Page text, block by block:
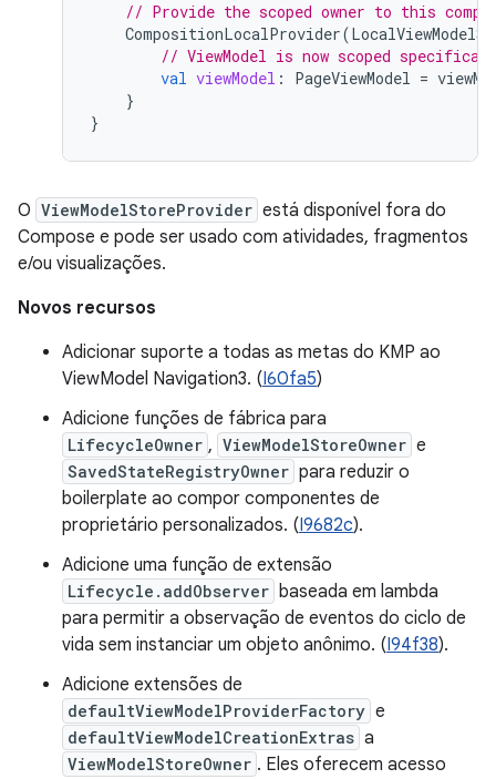
// Provide the scoped owner to this
CompositionLocalProvider(
// ViewModel is now scoped
val viewModel : PageViewModel =
}
}
O ViewModelStoreProvider está disponível fora do
Compose e pode ser usado com atividades, fragmentos
e/ou visualizações.
Novos recursos
Adicionar suporte a todas as metas do KMP ao
ViewModel Navigation3. (I60fa5)
Adicione funções de fábrica para
LifecycleOwner , ViewModelStoreOwner e
SavedStateRegistryOwner para reduzir o
boilerplate ao compor componentes de
proprietário personalizados. (I9682c).
Adicione uma função de extensão
Lifecycle.addObserver baseada em lambda
para permitir a observação de eventos do ciclo de
vida sem instanciar um objeto anônimo. (I94f38).
Adicione extensões de
defaultViewModelProviderFactory e
defaultViewModelCreationExtras a
ViewModelStoreOwner . Eles oferecem acesso